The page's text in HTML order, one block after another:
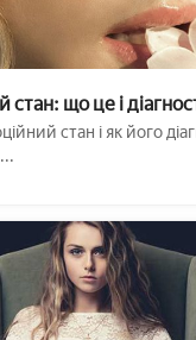
що це і
стан і як його